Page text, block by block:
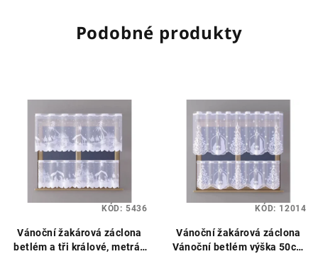
Podobné produkty
Vánoční žakárová záclona
betlém a tři králové, metráž
KÓD: 5436
Vánoční žakárová záclona
Vánoční betlém výška 50cm
KÓD: 12014